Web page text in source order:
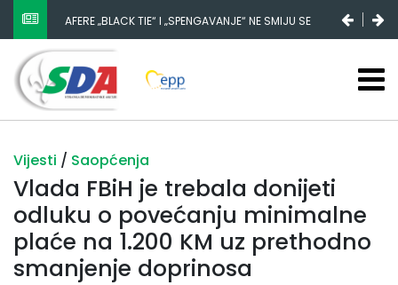
AFERE „BLACK TIE“ I „SPENGAVANJE“ NE SMIJU SE
ZATAŠKATI
Vijesti / Saopćenja
Vlada FBiH je trebala donijeti
odluku o povećanju minimalne
plaće na 1.200 KM uz prethodno
smanjenje doprinosa